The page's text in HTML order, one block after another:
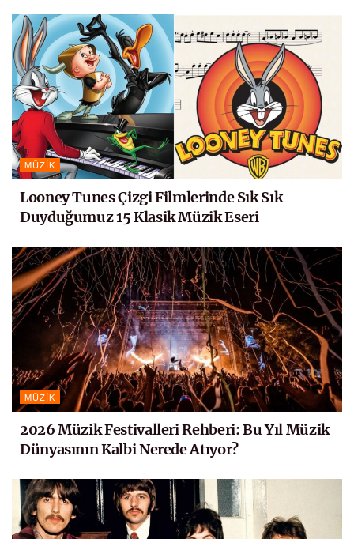
MÜZIK
Looney Tunes Çizgi Filmlerinde Sık Sık
Duyduğumuz 15 Klasik Müzik Eseri
MÜZIK
2026 Müzik Festivalleri Rehberi: Bu Yıl Müzik
Dünyasının Kalbi Nerede Atıyor?